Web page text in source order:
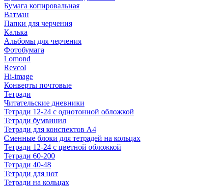
Бумага копировальная
Ватман
Папки для черчения
Калька
Альбомы для черчения
Фотобумага
Lomond
Revcol
Hi-image
Конверты почтовые
Тетради
Читательские дневники
Тетради 12-24 с однотонной обложкой
Тетради бумвинил
Тетради для конспектов А4
Сменные блоки для тетрадей на кольцах
Тетради 12-24 с цветной обложкой
Тетради 60-200
Тетради 40-48
Тетради для нот
Тетради на кольцах